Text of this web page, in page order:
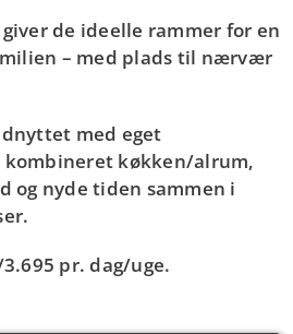
de ideelle rammer for en
– med plads til nærvær
med eget
kombineret køkken/alrum,
og nyde tiden sammen i
pr. dag/uge.